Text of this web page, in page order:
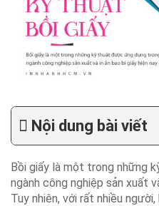
Nội dung bài viết
Bồi giấy là một trong những
ngành công nghiệp sản xuất
Tuy nhiên, với rất nhiều